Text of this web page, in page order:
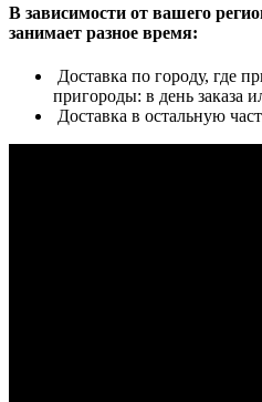
В зависимости от вашего
занимает разное время:
Доставка по городу, где
пригороды: в день заказа
Доставка в остальную